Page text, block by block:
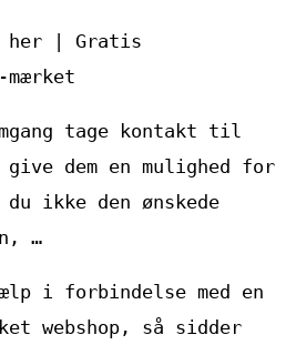
her | Gratis
tage kontakt til
dem en mulighed for
ikke den ønskede
…
i forbindelse med en
webshop, så sidder